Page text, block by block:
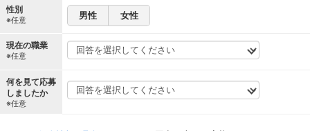
性別
※任意 男性 女性
現在の職業
※任意
何を見て応募
しましたか
※任意